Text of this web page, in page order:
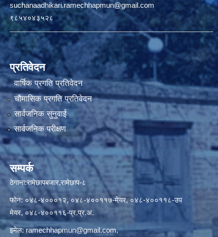
suchanaadhikari.ramechhapmun@gmail.com
९८५४०४३५२८
प्रतिवेदन
वार्षिक प्रगति प्रतिवेदन
चौमासिक प्रगति प्रतिवेदन
सार्वजनिक सुनुवाई
सार्वजनिक परीक्षण
सम्पर्क
ठेगाना:रामेछापबजार,रामेछाप-८
फोन: ०४८-४०००१२, ०४८-४००११७-मेयर, ०४८-४००११८-उप
मेयर, ०४८-४००११६-प्र.प्र.अ.
इमेल:ramechhapmun@gmail.com,